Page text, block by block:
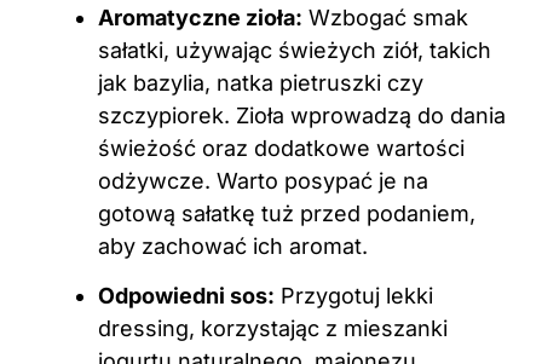
Aromatyczne zioła: Wzbogać smak
sałatki, używając świeżych ziół, takich
jak bazylia, natka pietruszki czy
szczypiorek. Zioła wprowadzą do dania
świeżość oraz dodatkowe wartości
odżywcze. Warto posypać je na
gotową sałatkę tuż przed podaniem,
aby zachować ich aromat.
Odpowiedni sos: Przygotuj lekki
dressing, korzystając z mieszanki